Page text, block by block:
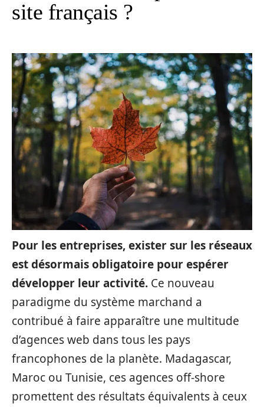
site français ?
Pour les entreprises, exister sur les réseaux
est désormais obligatoire pour espérer
développer leur activité. Ce nouveau
paradigme du système marchand a
contribué à faire apparaître une multitude
d’agences web dans tous les pays
francophones de la planète. Madagascar,
Maroc ou Tunisie, ces agences off-shore
promettent des résultats équivalents à ceux